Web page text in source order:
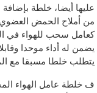
عليها أيضا، خلطة
من أملاح الحمض
كعامل سحب للهواء في
يضمن له أداء موحدا
يتطلب خلطا مسبقا مع